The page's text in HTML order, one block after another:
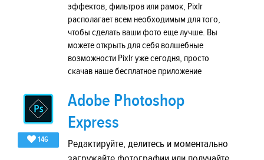
эффектов, фильтров или рамок, Pixlr
располагает всем необходимым для того,
чтобы сделать ваши фото еще лучше. Вы
можете открыть для себя волшебные
возможности Pixlr уже сегодня, просто
скачав наше бесплатное приложение
146
Adobe Photoshop
Express
Редактируйте, делитесь и моментально